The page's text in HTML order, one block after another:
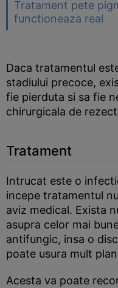
Tratament pete
functioneaza real
Daca tratamentul
stadiului precoce,
fie pierduta si sa fie
chirurgicala de
Tratament
Intrucat este o
incepe tratamentul
aviz medical. Exista
asupra celor mai
antifungic, insa o
poate usura mult
Acesta va poate